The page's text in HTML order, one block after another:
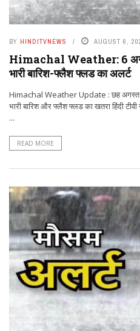
BY HINDITVNEWS AUGUST 6,
Himachal Weather: 6
भारी बारिश-फ्लैश फ्लड का अलर्ट
Himachal Weather Update : छह अगस्त
भारी बारिश और फ्लैश फ्लड का खतरा हिंदी
...
READ MORE